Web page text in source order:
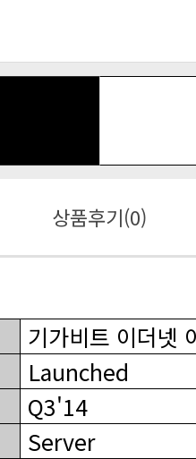
상품후기(0)
기가비트 이더넷
Launched
Q3'14
Server